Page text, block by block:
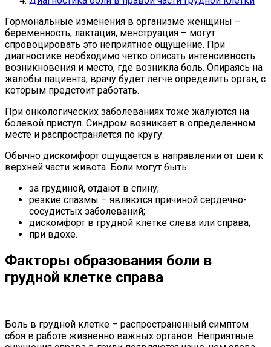
Гормональные изменения в организме женщины –
беременность, лактация, менструация – могут
спровоцировать это неприятное ощущение. При
диагностике необходимо четко описать интенсивность
возникновения и место, где возникла боль. Опираясь на
жалобы пациента, врачу будет легче определить орган, с
которым предстоит работать.
При онкологических заболеваниях тоже жалуются на
болевой приступ. Синдром возникает в определенном
месте и распространяется по кругу.
Обычно дискомфорт ощущается в направлении от шеи к
верхней части живота. Боли могут быть:
за грудиной, отдают в спину;
резкие спазмы – являются причиной сердечно-
сосудистых заболеваний;
дискомфорт в грудной клетке слева или справа;
при вдохе.
Факторы образования боли в
грудной клетке справа
Боль в грудной клетке – распространенный симптом
сбоя в работе жизненно важных органов. Неприятные